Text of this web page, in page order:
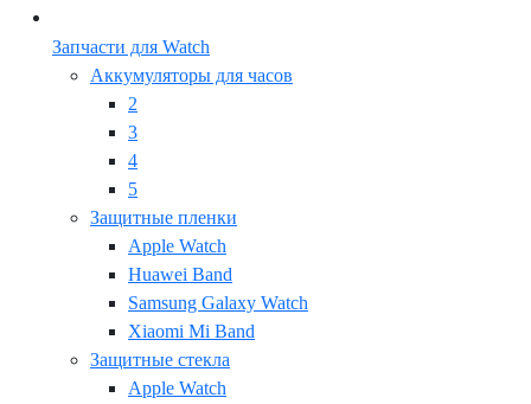
Запчасти для Watch
Аккумуляторы для часов
2
3
4
5
Защитные пленки
Apple Watch
Huawei Band
Samsung Galaxy Watch
Xiaomi Mi Band
Защитные стекла
Apple Watch